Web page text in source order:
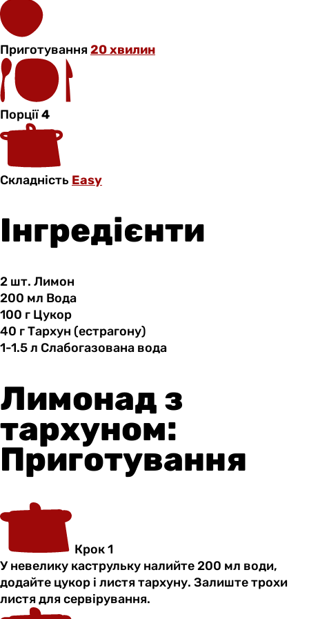
Приготування20 хвилин
Порції4
Складність Easy
Інгредієнти
2 шт. Лимон
200 мл Вода
100 г Цукор
40 гТархун (естрагону)
1-1.5 л Слабогазована вода
Лимонад з
тархуном:
Приготування
Крок 1
У невелику каструльку налийте 200 мл води,
додайте цукор і листя тархуну. Залиште трохи
листя для сервірування.